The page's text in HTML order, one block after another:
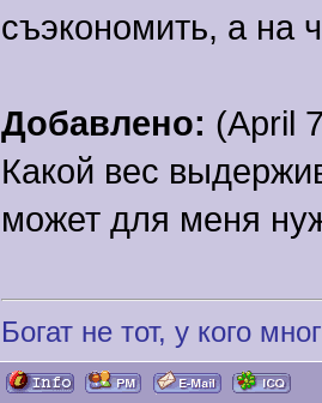
съэкономить, а на
Добавлено: (April
Какой вес
может для меня
Богат не тот, у кого